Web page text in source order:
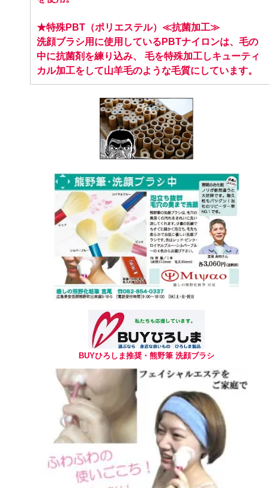
★特殊PBT（ポリエステル）≪抗菌加工≫
洗顔ブラシ用に使用しているPBTナイロンは、毛の
中に抗菌剤を練り込み、 毛を特殊加工しキューティ
カル加工をして山羊毛のような毛質にしています。
BUYひろしま推奨・熊野筆 洗顔ブラシ